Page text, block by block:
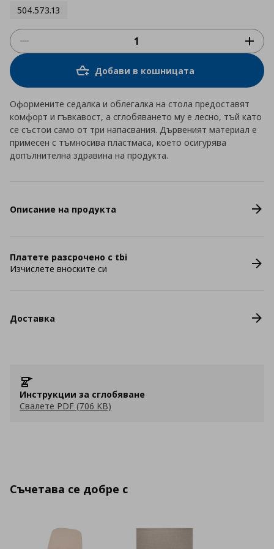
504.573.13
Добави в кошницата
Оформените седалка и облегалка на стола предоставят
комфорт и гъвкавост, а сглобяването му е лесно, тъй като
се състои само от три напасвания. Дървеният материал е
примесен с тъмносива пластмаса, което осигурява
допълнителна здравина на продукта.
Описание на продукта
Платете разсрочено с tbi
Изчислете вноските си
Доставка
Инструкции за сглобяване
Свалете PDF (706 KB)
Съчетава се добре с